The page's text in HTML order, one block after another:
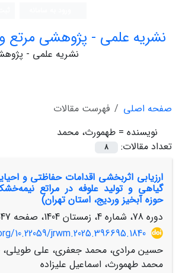
نشریه علمی - پژوهشی مرتع
نشریه علمی -
صفحه اصلی
فهرست مقالات
نویسنده = طهمورث، محمد
تعداد مقالات:
8
ارزیابی اثربخشی اقدامات حفاظتی و
گیاهی و تولید علوفه در مراتع
حوزه آبخیز وردیج، استان تهران)
دوره 78، شماره 4، زمستان 1404، صفحه
565
10.22059/jrwm.2025.396695.1840
حسین مرادی، محمد جعفری، علی طویلی،
محمد طهمورث، اسماعیل علیزاده